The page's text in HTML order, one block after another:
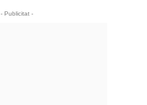
- Publicitat -